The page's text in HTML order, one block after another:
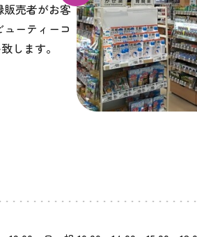
売者がお客
ーティーコ
します。